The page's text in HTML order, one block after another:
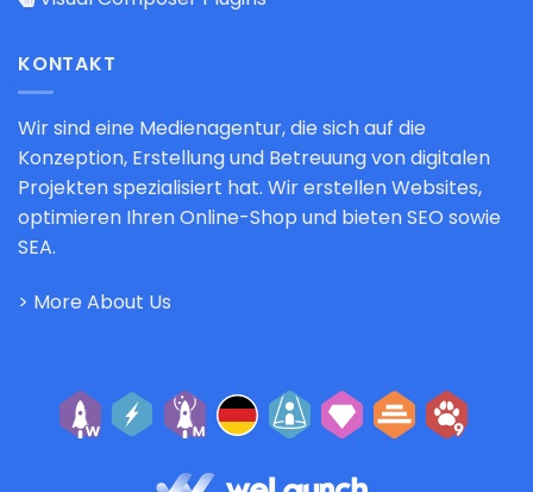
KONTAKT
Wir sind eine Medienagentur, die sich auf die
Konzeption, Erstellung und Betreuung von digitalen
Projekten spezialisiert hat. Wir erstellen Websites,
optimieren Ihren Online-Shop und bieten SEO sowie
SEA.
> More About Us